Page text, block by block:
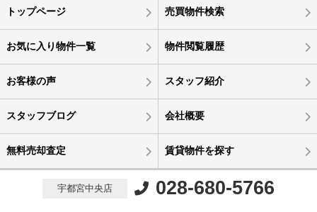
トップページ 売買物件検索
お気に入り物件一覧 物件閲覧履歴
お客様の声 スタッフ紹介
スタッフブログ 会社概要
無料売却査定 賃貸物件を探す
宇都宮中央店 028-680-5766